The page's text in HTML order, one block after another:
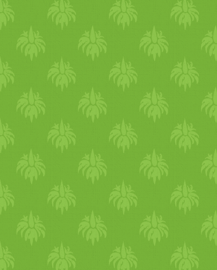
igénylő vegán fasirt) /­­/­­
Csicseriborsó ragu
lilahagymával és
koriandermagokkal /­­/­­
Olívaolajos párolt török
zöldbab /­­/­­ Töltött alma /­­/­­
Pekmez (szőlőmustméz)
puding dióval /­­/­­ Fenyőmagos
pirított grízgombócok.
Előzetes regisztráció és